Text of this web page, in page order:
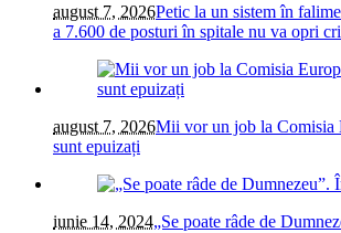
august 7, 2026Petic la un sistem în
a 7.600 de posturi în spitale nu va opri
august 7, 2026Mii vor un job la Comisia
sunt epuizați
iunie 14, 2024„Se poate râde de